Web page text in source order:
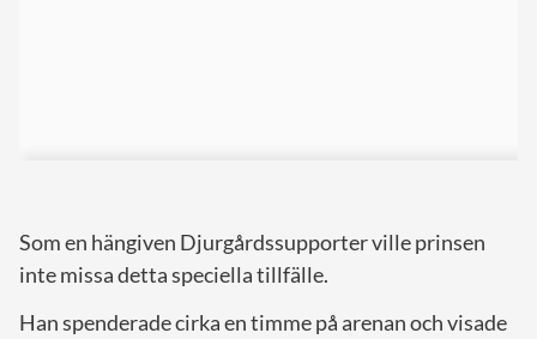
Som en hängiven Djurgårdssupporter ville prinsen
inte missa detta speciella tillfälle.
Han spenderade cirka en timme på arenan och visade